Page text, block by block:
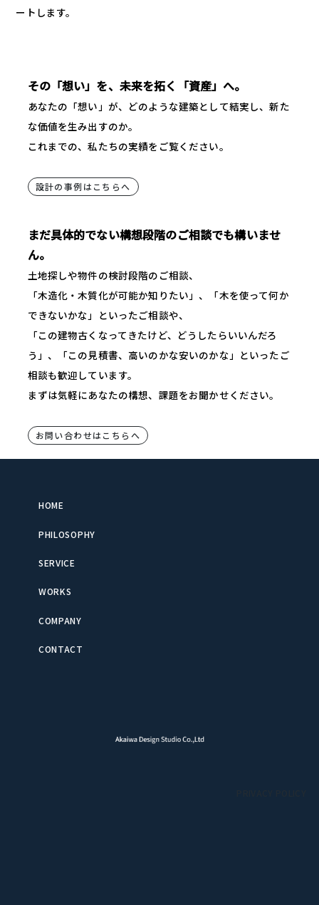
ートします。
その「想い」を、未来を拓く「資産」へ。
あなたの「想い」が、どのような建築として結実し、新た
な価値を生み出すのか。
これまでの、私たちの実績をご覧ください。
設計の事例はこちらへ
まだ具体的でない構想段階のご相談でも構いませ
ん。
土地探しや物件の検討段階のご相談、
「木造化・木質化が可能か知りたい」、「木を使って何か
できないかな」といったご相談や、
「この建物古くなってきたけど、どうしたらいいんだろ
う」、「この見積書、高いのかな安いのかな」といったご
相談も歓迎しています。
まずは気軽にあなたの構想、課題をお聞かせください。
お問い合わせはこちらへ
HOME
PHILOSOPHY
SERVICE
WORKS
COMPANY
CONTACT